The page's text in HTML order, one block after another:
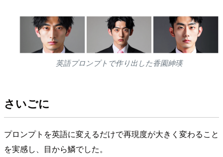
英語プロンプトで作り出した香園紳瑛
さいごに
プロンプトを英語に変えるだけで再現度が大きく変わること
を実感し、目から鱗でした。